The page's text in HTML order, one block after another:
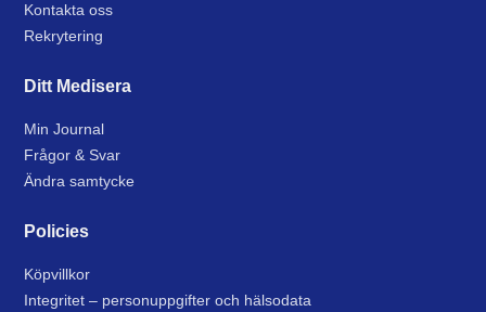
Kontakta oss
Rekrytering
Ditt Medisera
Min Journal
Frågor & Svar
Ändra samtycke
Policies
Köpvillkor
Integritet – personuppgifter och hälsodata